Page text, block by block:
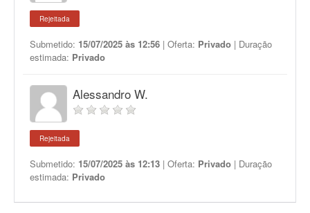
Rejeitada
Submetido: 15/07/2025 às 12:56 | Oferta: Privado | Duração
estimada: Privado
Alessandro W.
Rejeitada
Submetido: 15/07/2025 às 12:13 | Oferta: Privado | Duração
estimada: Privado